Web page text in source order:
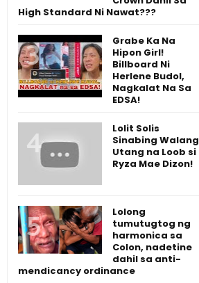
High Standard Ni Nawat???
Grabe Ka Na
Hipon Girl!
Billboard Ni
Herlene Budol,
Nagkalat Na Sa
EDSA!
Lolit Solis
Sinabing Walang
Utang na Loob si
Ryza Mae Dizon!
Lolong
tumutugtog ng
harmonica sa
Colon, nadetine
dahil sa anti-
mendicancy ordinance